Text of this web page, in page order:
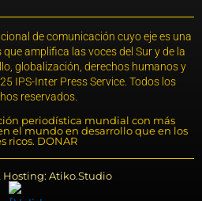
de comunicación cuyo eje es una
amplifica las voces del Sur y de la
globalización, derechos humanos y
IPS-Inter Press Service. Todos los
reservados.
periodística mundial con más
el mundo en desarrollo que en los
ricos. DONAR
Hosting: Atiko.Studio